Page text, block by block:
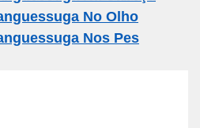
No Olho
Nos Pes